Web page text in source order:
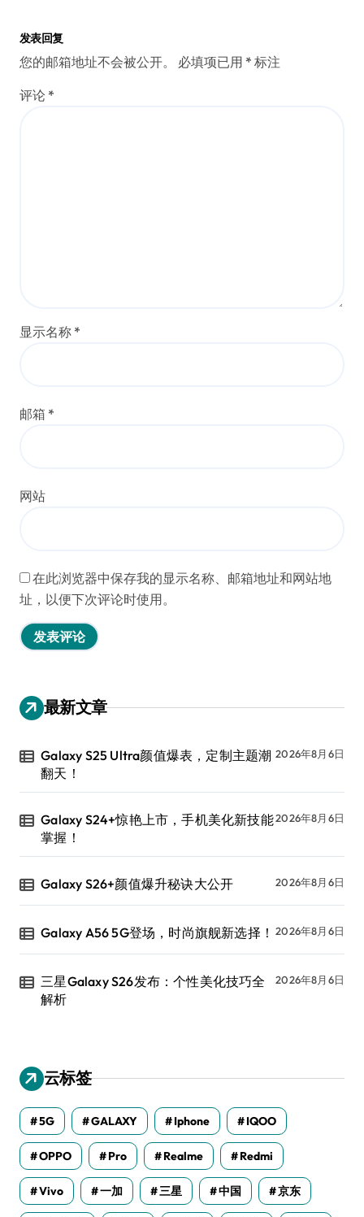
发表回复
您的邮箱地址不会被公开。 必填项已用 * 标注
评论 *
显示名称 *
邮箱 *
网站
在此浏览器中保存我的显示名称、邮箱地址和网站地
址，以便下次评论时使用。
最新文章
Galaxy S25 Ultra颜值爆表，定制主题潮
翻天！
2026年8月6日
Galaxy S24+惊艳上市，手机美化新技能
掌握！
2026年8月6日
Galaxy S26+颜值爆升秘诀大公开 2026年8月6日
Galaxy A56 5G登场，时尚旗舰新选择！ 2026年8月6日
三星Galaxy S26发布：个性美化技巧全
解析
2026年8月6日
云标签
5G GALAXY Iphone IQOO
OPPO Pro Realme Redmi
Vivo 一加 三星 中国 京东